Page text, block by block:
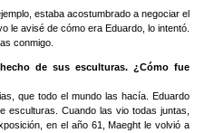
estaba acostumbrado a negociar el
le avisé de cómo era Eduardo, lo intentó.
conmigo.
de sus esculturas. ¿Cómo fue
que todo el mundo las hacía. Eduardo
Cuando las vio todas juntas,
en el año 61, Maeght le volvió a